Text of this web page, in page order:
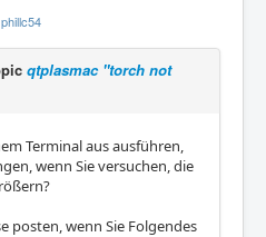
phillc54
qtplasmac "torch not
Terminal aus ausführen,
wenn Sie versuchen, die
posten, wenn Sie Folgendes